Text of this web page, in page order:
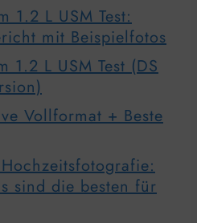
1.2 L USM Test:
mit Beispielfotos
1.2 L USM Test (DS
Vollformat + Beste
sind die besten für